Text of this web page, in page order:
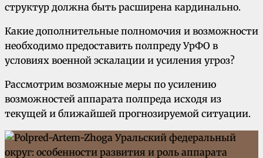
структур должна быть расширена кардинально.
Какие дополнительные полномочия и возможности
необходимо предоставить полпреду УрФО в
условиях военной эскалации и усиления угроз?
Рассмотрим возможные меры по усилению
возможностей аппарата полпреда исходя из
текущей и ближайшей прогнозируемой ситуации.